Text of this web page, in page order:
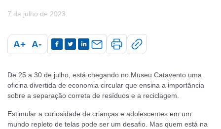
7 de julho de 2023
A+ A-
De 25 a 30 de julho, está chegando no Museu Catavento uma
oficina divertida de economia circular que ensina a importância
sobre a separação correta de resíduos e a reciclagem.
Estimular a curiosidade de crianças e adolescentes em um
mundo repleto de telas pode ser um desafio. Mas quem está na